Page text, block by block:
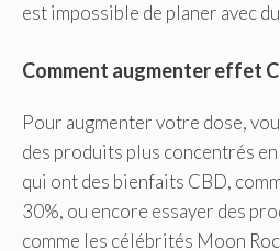
est impossible de planer avec
Comment augmenter effet
Pour augmenter votre dose,
des produits plus concentrés
qui ont des bienfaits CBD,
30%, ou encore essayer des
comme les célébrités Moon